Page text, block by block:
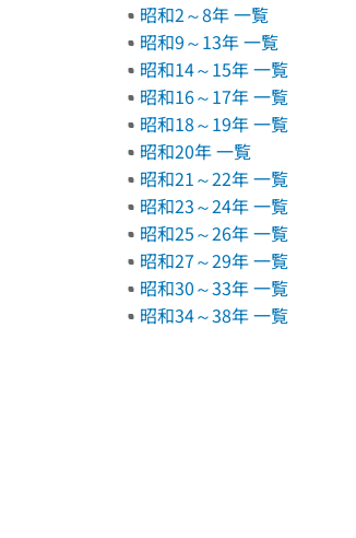
昭和2～8年 一覧
昭和9～13年 一覧
昭和14～15年 一覧
昭和16～17年 一覧
昭和18～19年 一覧
昭和20年 一覧
昭和21～22年 一覧
昭和23～24年 一覧
昭和25～26年 一覧
昭和27～29年 一覧
昭和30～33年 一覧
昭和34～38年 一覧